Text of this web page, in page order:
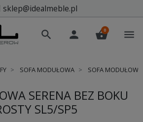
sklep@idealmeble.pl
search person shopping_basket
0 menu
SOFA MODUŁOWA SOFA
SERENA BEZ BOKU
SL5/SP5